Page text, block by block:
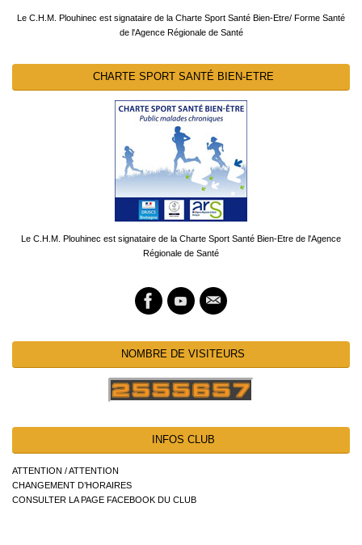
Le C.H.M. Plouhinec est signataire de la Charte Sport Santé Bien-Etre/ Forme Santé
de l'Agence Régionale de Santé
CHARTE SPORT SANTÉ BIEN-ETRE
Le C.H.M. Plouhinec est signataire de la Charte Sport Santé Bien-Etre de l'Agence
Régionale de Santé
NOMBRE DE VISITEURS
INFOS CLUB
ATTENTION / ATTENTION
CHANGEMENT D’HORAIRES
CONSULTER LA PAGE FACEBOOK DU CLUB